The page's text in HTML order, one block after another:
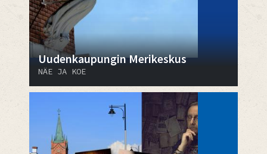
Uudenkaupungin Merikeskus
NÄE JA KOE